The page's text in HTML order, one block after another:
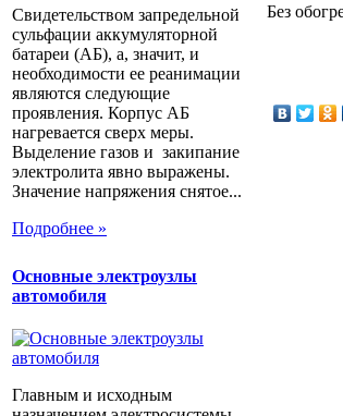
Свидетельством запредельной
сульфации аккумуляторной
батареи (АБ), а, значит, и
необходимости ее реанимации
являются следующие
проявления. Корпус АБ
нагревается сверх меры.
Выделение газов и закипание
электролита явно выражены.
Значение напряжения снятое...
Подробнее »
Основные электроузлы
автомобиля
Главным и исходным
Без